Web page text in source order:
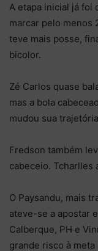
A etapa inicial já foi
marcar pelo menos
teve mais posse,
bicolor.
Zé Carlos quase
mas a bola
mudou sua
Fredson também
cabeceio. Tcharlles
O Paysandu, mais
ateve-se a apostar
Calberque, PH e
grande risco à meta